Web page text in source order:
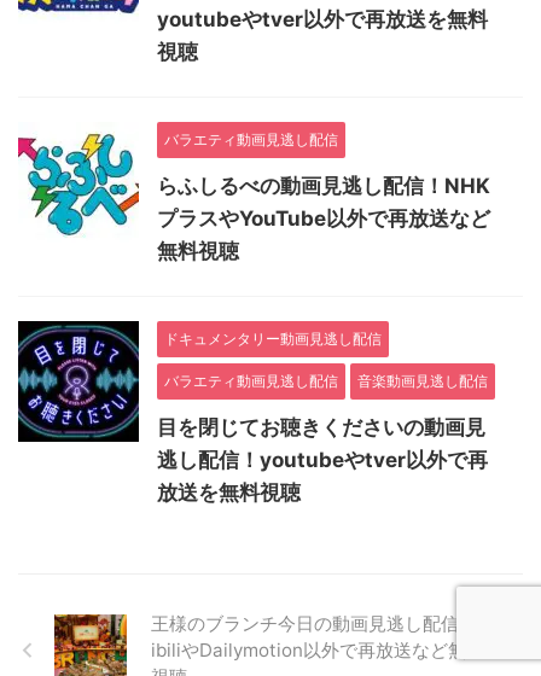
youtubeやtver以外で再放送を無料
視聴
バラエティ動画見逃し配信
らふしるべの動画見逃し配信！NHK
プラスやYouTube以外で再放送など
無料視聴
ドキュメンタリー動画見逃し配信
バラエティ動画見逃し配信 音楽動画見逃し配信
目を閉じてお聴きくださいの動画見
逃し配信！youtubeやtver以外で再
放送を無料視聴
王様のブランチ今日の動画見逃し配信！bil
ibiliやDailymotion以外で再放送など無料